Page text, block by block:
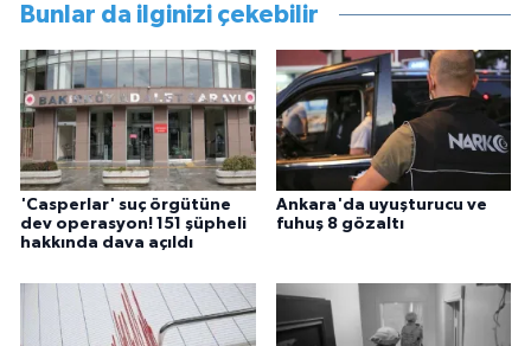
Bunlar da ilginizi çekebilir
'Casperlar' suç örgütüne
dev operasyon! 151 şüpheli
hakkında dava açıldı
Ankara'da uyuşturucu ve
fuhuş 8 gözaltı